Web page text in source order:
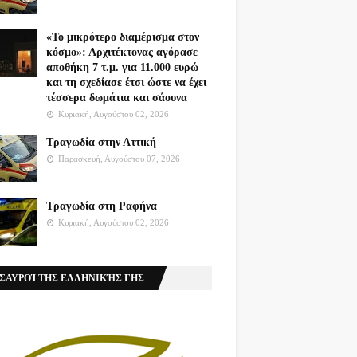
«Το μικρότερο διαμέρισμα στον
κόσμο»: Αρχιτέκτονας αγόρασε
αποθήκη 7 τ.μ. για 11.000 ευρώ
και τη σχεδίασε έτσι ώστε να έχει
τέσσερα δωμάτια και σάουνα
Κυριακή, Αυγούστου 02, 2026
Τραγωδία στην Αττική
Παρασκευή, Αυγούστου 07, 2026
Τραγωδία στη Ραφήνα
Κυριακή, Αυγούστου 02, 2026
ΤΗΣ ΕΛΛΗΝΙΚΉΣ ΓΗΣ